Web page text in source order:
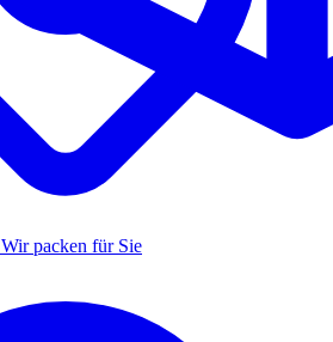
Wir packen für Sie